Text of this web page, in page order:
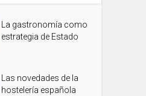
La gastronomía como
estrategia de Estado
Las novedades de la
hostelería española